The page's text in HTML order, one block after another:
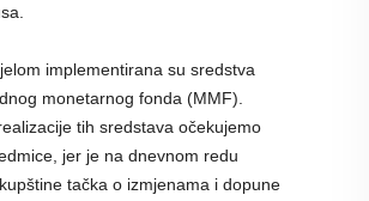
implementirana su sredstva
monetarnog fonda (MMF).
tih sredstava očekujemo
jer je na dnevnom redu
tačka o izmjenama i dopune